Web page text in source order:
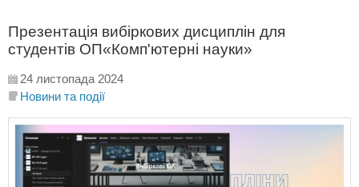
Презентація вибіркових дисциплін для
студентів ОП«Комп'ютерні науки»
24 листопада 2024
Новини та події